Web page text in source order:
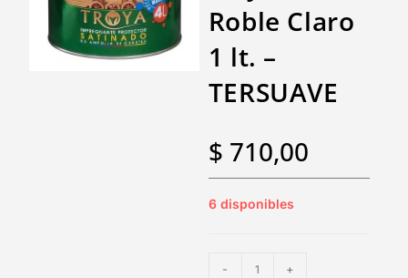
Roble Claro
1 lt. –
TERSUAVE
$ 710,00
6 disponibles
- +